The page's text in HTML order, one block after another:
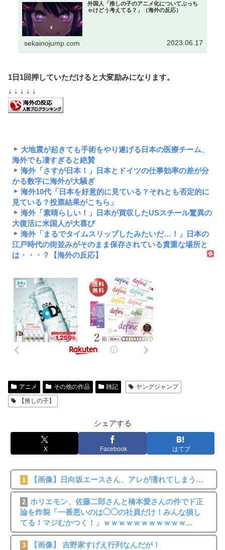
外国人「推しの子のアニメ化についてぶっち
ゃけどう考えてる？」（海外の反応）
sekainojump.com 2023.06.17
1日1回押していただけると大変励みになります。
↓ ↓ ↓ ↓ ↓
大地震が起きても手術をやり遂げる日本の医療チーム、
海外でも凄すぎると絶賛
海外「さすが日本！」日本とドイツの仕事効率の差が分
かる数字に海外が大騒ぎ
海外10代「日本を好意的に見ている？それとも否定的に
見ている？投票結果がこちら」
海外「素晴らしい！」日本が買収したUSスチール驚異の
大復活に米国人が大喜び
海外「まるでタイムスリップしたみたいだ…！」日本の
江戸時代の街並みがそのまま保存されている貴重な場所と
は・・・？【海外の反応】
アニメ その他の作品 雑記
ヤングジャンプ
【推しの子】
シェアする
X Facebook はてブ
1 【画像】日向坂エースさん、アレが濡れてしまう…
2 ホリエモン、佐藤二郎さんと橋本愛さんの件でド正
論を炸裂「一番悪いのは◯◯の社員だけ！みんな損し
てる！マジむかつく！」ｗｗｗｗｗｗｗｗｗｗｗ...
3 【画像】 吉野家すげえ行列なんだが！